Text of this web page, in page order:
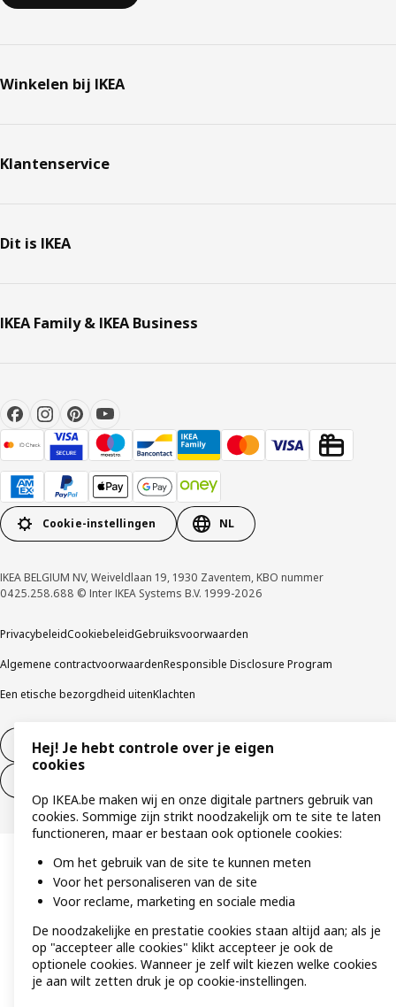
Winkelen bij IKEA
Klantenservice
Dit is IKEA
IKEA Family & IKEA Business
Cookie-instellingen NL
IKEA BELGIUM NV, Weiveldlaan 19, 1930 Zaventem, KBO nummer
0425.258.688 © Inter IKEA Systems B.V. 1999-2026
PrivacybeleidCookiebeleidGebruiksvoorwaarden
Algemene contractvoorwaardenResponsible Disclosure Program
Een etische bezorgdheid uitenKlachten
Herroeping van contract
Hej! Je hebt controle over je eigen
cookies
Op IKEA.be maken wij en onze digitale partners gebruik van
cookies. Sommige zijn strikt noodzakelijk om te site te laten
functioneren, maar er bestaan ook optionele cookies:
Om het gebruik van de site te kunnen meten
Voor het personaliseren van de site
Voor reclame, marketing en sociale media
De noodzakelijke en prestatie cookies staan altijd aan; als je
op "accepteer alle cookies" klikt accepteer je ook de
optionele cookies. Wanneer je zelf wilt kiezen welke cookies
je aan wilt zetten druk je op cookie-instellingen.